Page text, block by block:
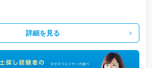
詳細を見る